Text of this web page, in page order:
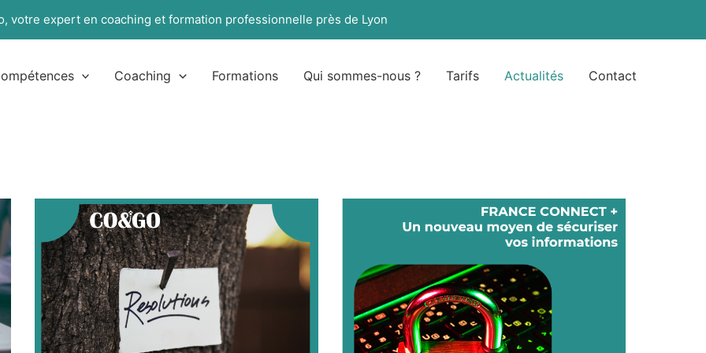
votre expert en coaching et formation professionnelle près de Lyon
Coaching Formations Qui sommes-nous ? Tarifs Actualités Contact